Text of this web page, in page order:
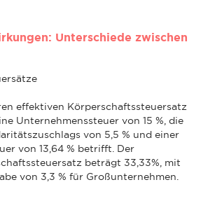
Unterschiede zwischen
effektiven Körperschaftssteuersatz
Unternehmenssteuer von 15 %, die
von 5,5 % und einer
von 13,64 % betrifft. Der
beträgt 33,33%, mit
von 3,3 % für Großunternehmen.